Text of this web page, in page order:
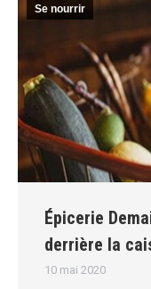
Se nourrir
Épicerie
derrière la
10 mai 2020